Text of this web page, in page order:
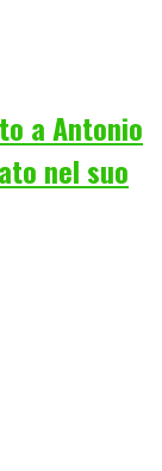
a Antonio
nel suo